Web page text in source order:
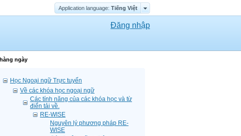
Application language: Tiếng Việt
Đăng nhập
ngày
Học Ngoại ngữ Trực tuyến
Về các khóa học ngoại ngữ
Các tính năng của các khóa học và từ
điển tải về.
RE-WISE
Nguyên lý phương pháp RE-
WISE